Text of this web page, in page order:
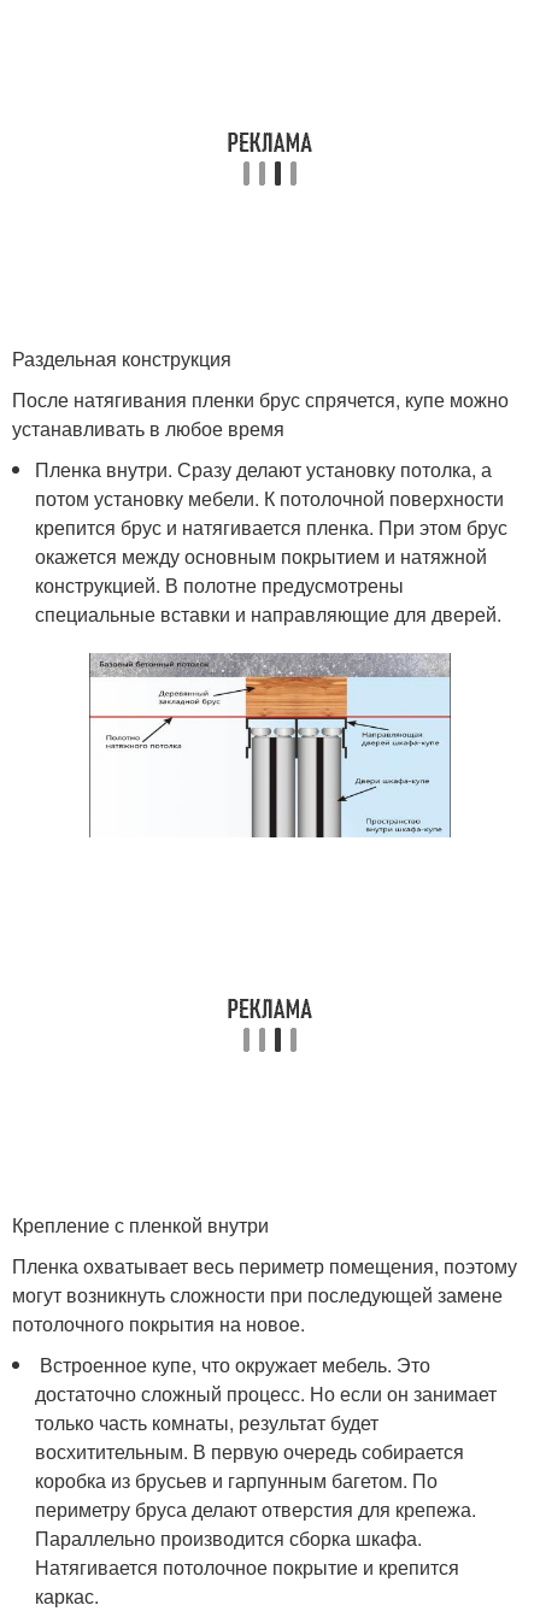
Раздельная конструкция
После натягивания пленки брус спрячется, купе можно
устанавливать в любое время
Пленка внутри. Сразу делают установку потолка, а
потом установку мебели. К потолочной поверхности
крепится брус и натягивается пленка. При этом брус
окажется между основным покрытием и натяжной
конструкцией. В полотне предусмотрены
специальные вставки и направляющие для дверей.
Крепление с пленкой внутри
Пленка охватывает весь периметр помещения, поэтому
могут возникнуть сложности при последующей замене
потолочного покрытия на новое.
Встроенное купе, что окружает мебель. Это
достаточно сложный процесс. Но если он занимает
только часть комнаты, результат будет
восхитительным. В первую очередь собирается
коробка из брусьев и гарпунным багетом. По
периметру бруса делают отверстия для крепежа.
Параллельно производится сборка шкафа.
Натягивается потолочное покрытие и крепится
каркас.